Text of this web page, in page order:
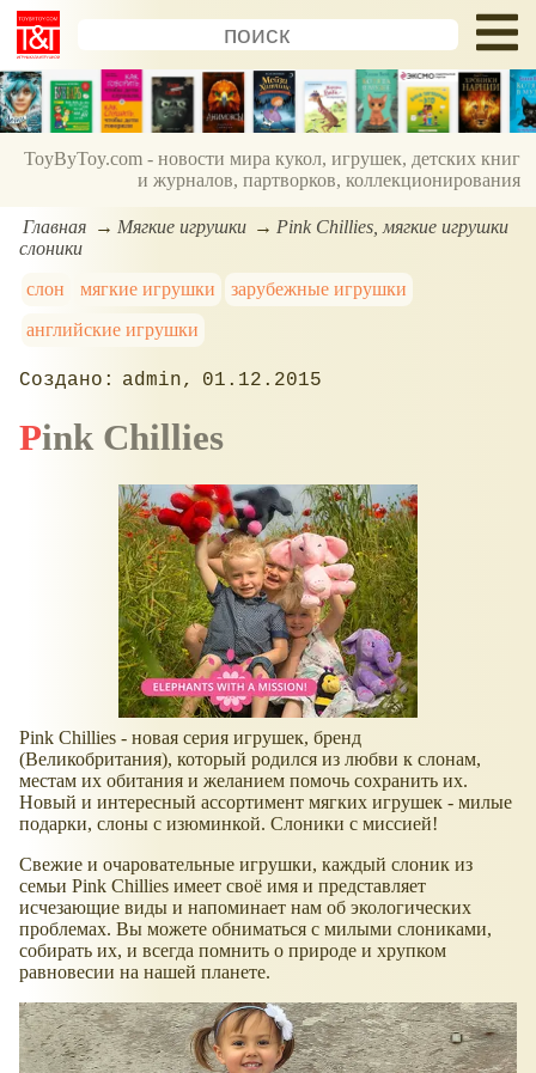
ToyByToy.com - новости мира кукол, игрушек, детских книг
и журналов, партворков, коллекционирования
Главная Мягкие игрушки
Pink Chillies, мягкие игрушки
слоники
слон
мягкие игрушки
зарубежные игрушки
английские игрушки
admin 01.12.2015
Pink Chillies
Pink Chillies - новая серия игрушек, бренд
(Великобритания), который родился из любви к слонам,
местам их обитания и желанием помочь сохранить их.
Новый и интересный ассортимент мягких игрушек - милые
подарки, слоны с изюминкой. Слоники с миссией!
Свежие и очаровательные игрушки, каждый слоник из
семьи Pink Chillies имеет своё имя и представляет
исчезающие виды и напоминает нам об экологических
проблемах. Вы можете обниматься с милыми слониками,
собирать их, и всегда помнить о природе и хрупком
равновесии на нашей планете.